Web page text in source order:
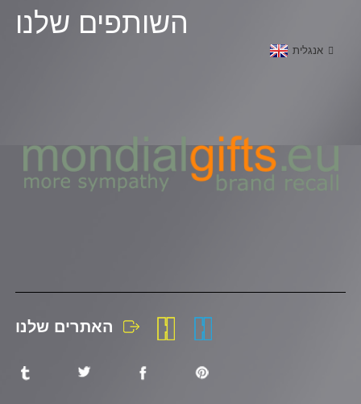
השותפים שלנו
אנגלית
האתרים שלנו